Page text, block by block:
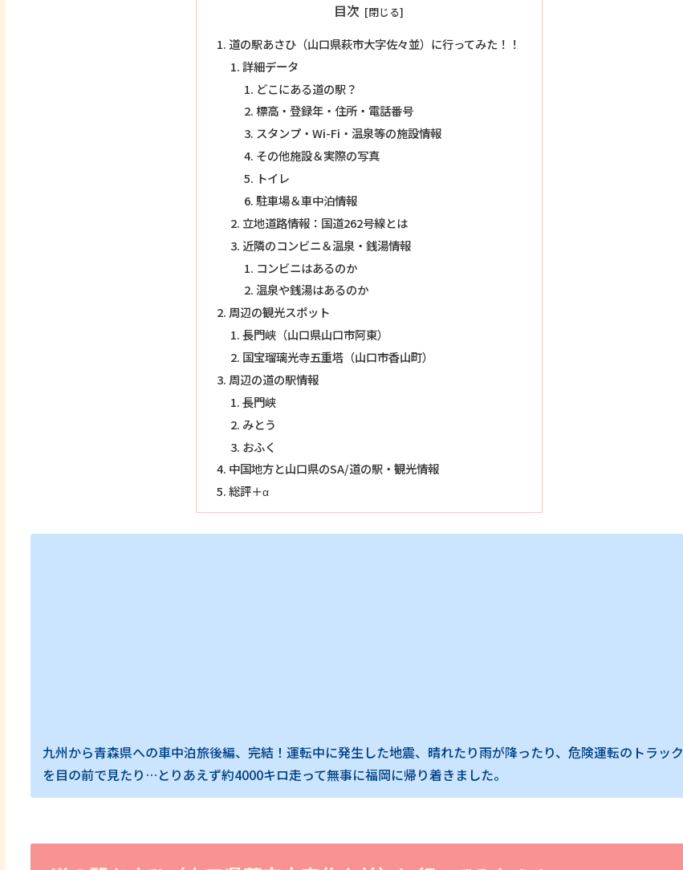
目次
道の駅あさひ（山口県萩市大字佐々並）に行ってみた！！
詳細データ
どこにある道の駅？
標高・登録年・住所・電話番号
スタンプ・Wi-Fi・温泉等の施設情報
その他施設＆実際の写真
トイレ
駐車場＆車中泊情報
立地道路情報：国道262号線とは
近隣のコンビニ＆温泉・銭湯情報
コンビニはあるのか
温泉や銭湯はあるのか
周辺の観光スポット
長門峡（山口県山口市阿東）
国宝瑠璃光寺五重塔（山口市香山町）
周辺の道の駅情報
長門峡
みとう
おふく
中国地方と山口県のSA/道の駅・観光情報
総評＋α
九州から青森県への車中泊旅後編、完結！運転中に発生した地震、晴れたり雨が降ったり、危険運転のトラック
を目の前で見たり…とりあえず約4000キロ走って無事に福岡に帰り着きました。